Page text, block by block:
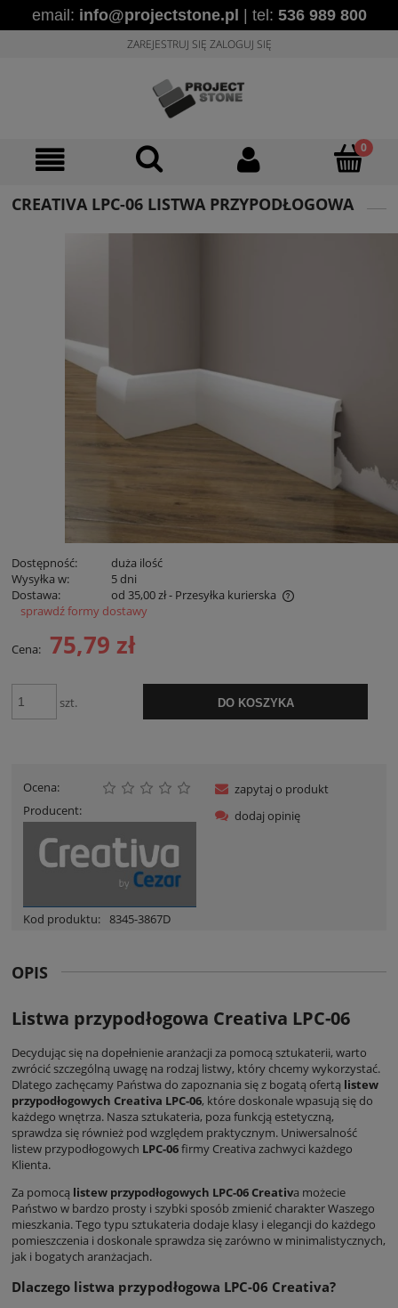
email: info@projectstone.pl | tel: 536 989 800
ZAREJESTRUJ SIĘ ZALOGUJ SIĘ
CREATIVA LPC-06 LISTWA PRZYPODŁOGOWA
Dostępność:
duża ilość
Wysyłka w:
5 dni
Dostawa:
od 35,00 zł- Przesyłka kurierska
Cena nie zawiera ewentualnych kosztów płatności
sprawdź formy dostawy
Cena: 75,79 zł
szt. DO KOSZYKA
Ocena:
Producent:
Kod produktu: 8345-3867D
zapytaj o produkt
dodaj opinię
OPIS
Listwa przypodłogowa Creativa LPC-06
Decydując się na dopełnienie aranżacji za pomocą sztukaterii, warto
zwrócić szczególną uwagę na rodzaj listwy, który chcemy wykorzystać.
Dlatego zachęcamy Państwa do zapoznania się z bogatą ofertą listew
przypodłogowych Creativa LPC-06, które doskonale wpasują się do
każdego wnętrza. Nasza sztukateria, poza funkcją estetyczną,
sprawdza się również pod względem praktycznym. Uniwersalność
listew przypodłogowych LPC-06firmy Creativa zachwyci każdego
Klienta.
Za pomocą listew przypodłogowych LPC-06 Creativa możecie
Państwo w bardzo prosty i szybki sposób zmienić charakter Waszego
mieszkania. Tego typu sztukateria dodaje klasy i elegancji do każdego
pomieszczenia i doskonale sprawdza się zarówno w minimalistycznych,
jak i bogatych aranżacjach.
Dlaczego listwa przypodłogowa LPC-06 Creativa?